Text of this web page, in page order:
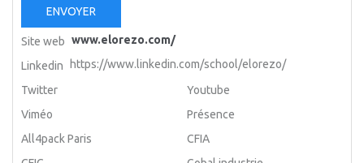
ENVOYER
Site web www.elorezo.com/
Linkedin
https://www.linkedin.com/school/elorezo/
Twitter
Youtube
Viméo
Présence
All4pack Paris
CFIA